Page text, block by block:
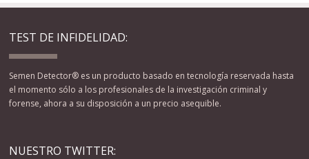
TEST DE INFIDELIDAD:
Semen Detector® es un producto basado en tecnología reservada hasta
el momento sólo a los profesionales de la investigación criminal y
forense, ahora a su disposición a un precio asequible.
NUESTRO TWITTER: